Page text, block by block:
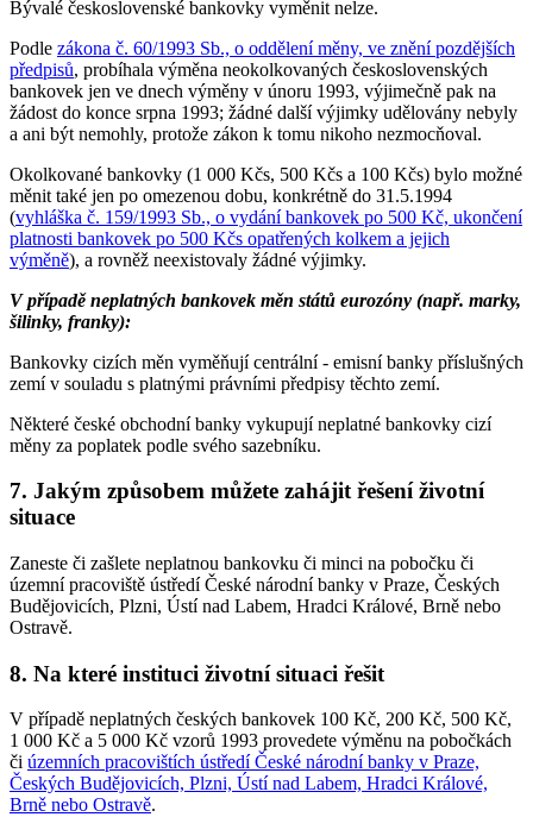
Bývalé československé bankovky vyměnit nelze.
Podle zákona č. 60/1993 Sb., o oddělení měny, ve znění pozdějších
předpisů, probíhala výměna neokolkovaných československých
bankovek jen ve dnech výměny v únoru 1993, výjimečně pak na
žádost do konce srpna 1993; žádné další výjimky udělovány nebyly
a ani být nemohly, protože zákon k tomu nikoho nezmocňoval.
Okolkované bankovky (1 000 Kčs, 500 Kčs a 100 Kčs) bylo možné
měnit také jen po omezenou dobu, konkrétně do 31.5.1994
(vyhláška č. 159/1993 Sb., o vydání bankovek po 500 Kč, ukončení
platnosti bankovek po 500 Kčs opatřených kolkem a jejich
výměně), a rovněž neexistovaly žádné výjimky.
V případě neplatných bankovek měn států eurozóny (např. marky,
šilinky, franky):
Bankovky cizích měn vyměňují centrální - emisní banky příslušných
zemí v souladu s platnými právními předpisy těchto zemí.
Některé české obchodní banky vykupují neplatné bankovky cizí
měny za poplatek podle svého sazebníku.
7. Jakým způsobem můžete zahájit řešení životní
situace
Zaneste či zašlete neplatnou bankovku či minci na pobočku či
územní pracoviště ústředí České národní banky v Praze, Českých
Budějovicích, Plzni, Ústí nad Labem, Hradci Králové, Brně nebo
Ostravě.
8. Na které instituci životní situaci řešit
V případě neplatných českých bankovek 100 Kč, 200 Kč, 500 Kč,
1 000 Kč a 5 000 Kč vzorů 1993 provedete výměnu na pobočkách
či územních pracovištích ústředí České národní banky v Praze,
Českých Budějovicích, Plzni, Ústí nad Labem, Hradci Králové,
Brně nebo Ostravě.